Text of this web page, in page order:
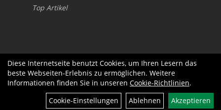
Top Artikel
Diese Internetseite benutzt Cookies, um Ihren Lesern das
beste Webseiten-Erlebnis zu ermöglichen. Weitere
Informationen finden Sie in unseren Cookie-Richtlinien.
Cookie-Einstellungen
Ablehnen Akzeptieren